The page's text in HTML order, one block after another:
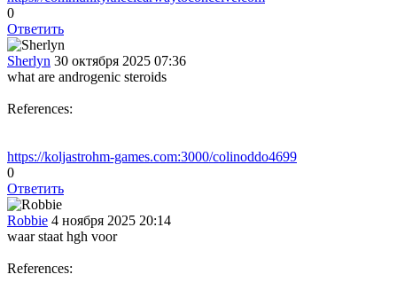
0
Ответить
Sherlyn 30 октября 2025 07:36
what are androgenic steroids
References:
https://koljastrohm-games.com:3000/colinoddo4699
0
Ответить
Robbie 4 ноября 2025 20:14
waar staat hgh voor
References: